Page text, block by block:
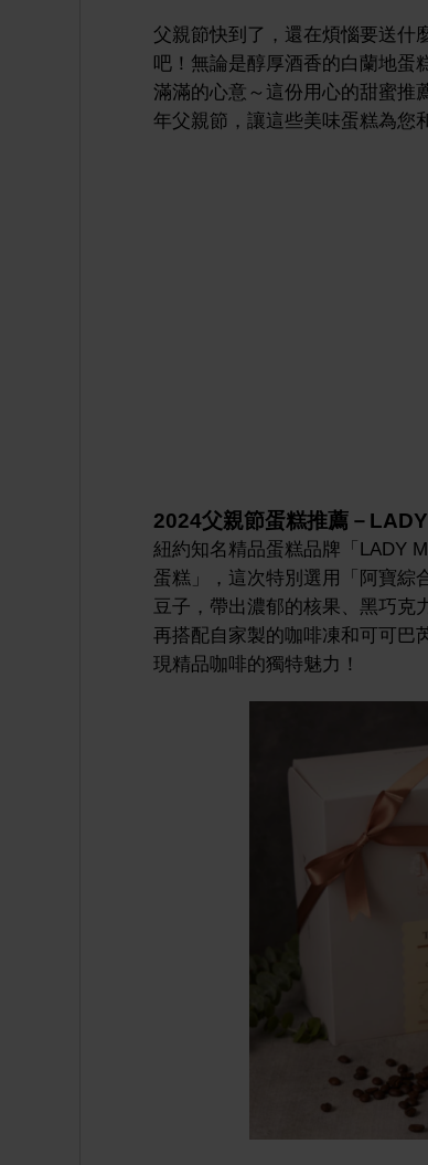
父親節快到了，還在煩惱要送什
吧！無論是醇厚酒香的白蘭地蛋
滿滿的心意～這份用心的甜蜜推
年父親節，讓這些美味蛋糕為您
2024父親節蛋糕推薦－
紐約知名精品蛋糕品牌「LADY
蛋糕」，這次特別選用「阿寶綜
豆子，帶出濃郁的核果、黑巧克
再搭配自家製的咖啡凍和可可巴
現精品咖啡的獨特魅力！